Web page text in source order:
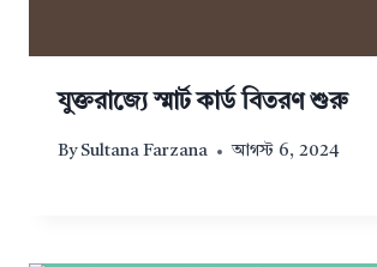
যুক্তরাজ্যে স্মার্ট কার্ড বিতরণ শুরু
By Sultana Farzana আগস্ট 6, 2024